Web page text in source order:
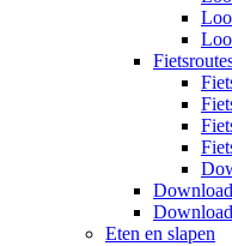
Eten en slapen